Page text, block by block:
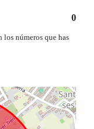
0
los números que has